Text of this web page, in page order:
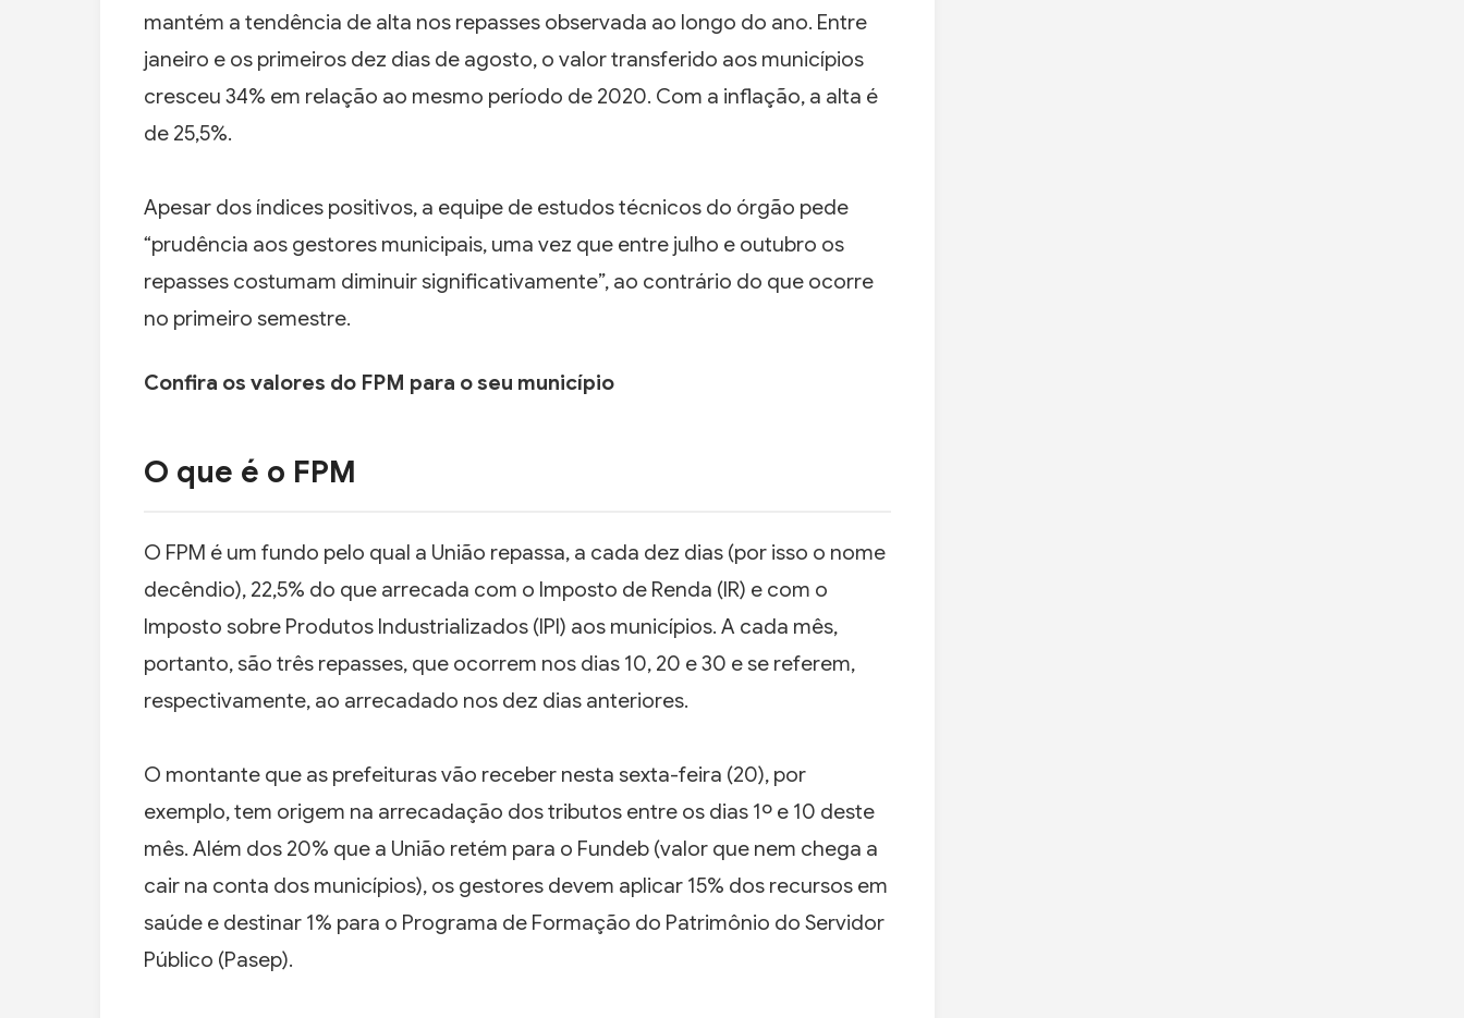
mantém a tendência de alta nos repasses observada ao longo do ano. Entre
janeiro e os primeiros dez dias de agosto, o valor transferido aos municípios
cresceu 34% em relação ao mesmo período de 2020. Com a inflação, a alta é
de 25,5%.
Apesar dos índices positivos, a equipe de estudos técnicos do órgão pede
“prudência aos gestores municipais, uma vez que entre julho e outubro os
repasses costumam diminuir significativamente”, ao contrário do que ocorre
no primeiro semestre.
Confira os valores do FPM para o seu município
O que é o FPM
O FPM é um fundo pelo qual a União repassa, a cada dez dias (por isso o nome
decêndio), 22,5% do que arrecada com o Imposto de Renda (IR) e com o
Imposto sobre Produtos Industrializados (IPI) aos municípios. A cada mês,
portanto, são três repasses, que ocorrem nos dias 10, 20 e 30 e se referem,
respectivamente, ao arrecadado nos dez dias anteriores.
O montante que as prefeituras vão receber nesta sexta-feira (20), por
exemplo, tem origem na arrecadação dos tributos entre os dias 1º e 10 deste
mês. Além dos 20% que a União retém para o Fundeb (valor que nem chega a
cair na conta dos municípios), os gestores devem aplicar 15% dos recursos em
saúde e destinar 1% para o Programa de Formação do Patrimônio do Servidor
Público (Pasep).